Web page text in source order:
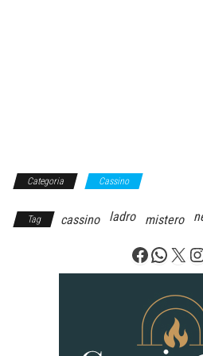
Categoria Cassino
Tag cassino ladro mistero
Facebook
X